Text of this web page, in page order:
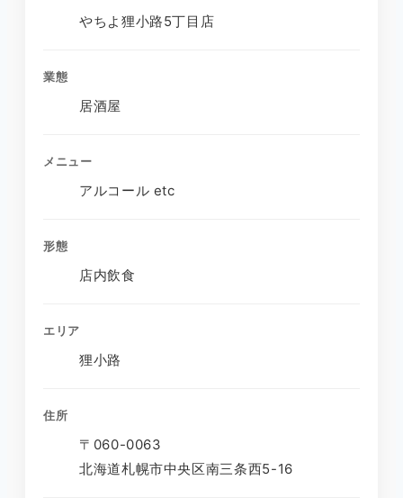
やちよ狸小路5丁目店
業態
居酒屋
メニュー
アルコール etc
形態
店内飲食
エリア
狸小路
住所
〒060-0063
北海道札幌市中央区南三条西5-16